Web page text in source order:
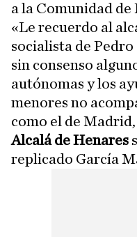
a la Comunidad de
«Le recuerdo al
socialista de
sin consenso
autónomas y los
menores no
como el de Madrid,
Alcalá de Henares
replicado García